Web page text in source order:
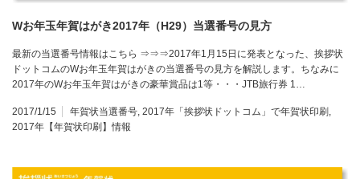
Wお年玉年賀はがき2017年（H29）当選番号の見方
最新の当選番号情報はこちら ⇒⇒⇒2017年1月15日に発表となった、挨拶状
ドットコムのWお年玉年賀はがきの当選番号の見方を解説します。ちなみに
2017年のWお年玉年賀はがきの豪華賞品は1等・・・JTB旅行券 1…
2017/1/15 年賀状当選番号, 2017年「挨拶状ドットコム」で年賀状印刷 ,
2017年【年賀状印刷】情報